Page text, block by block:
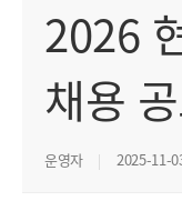
2026
채용
운영자 2025-11-